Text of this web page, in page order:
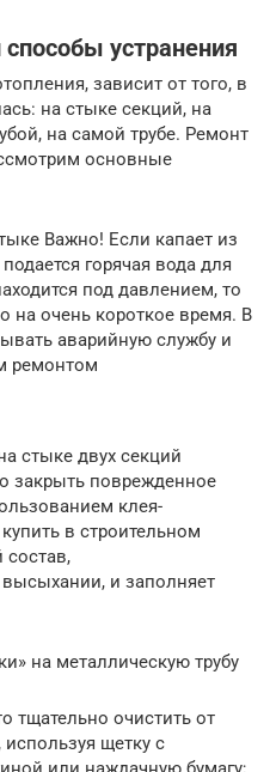
способы устранения
зависит от того, в
на стыке секций, на
на самой трубе. Ремонт
основные
Важно! Если капает из
горячая вода для
под давлением, то
очень короткое время. В
аварийную службу и
ремонтом
стыке двух секций
закрыть поврежденное
клея-
в строительном
и заполняет
на металлическую трубу
тщательно очистить от
щетку с